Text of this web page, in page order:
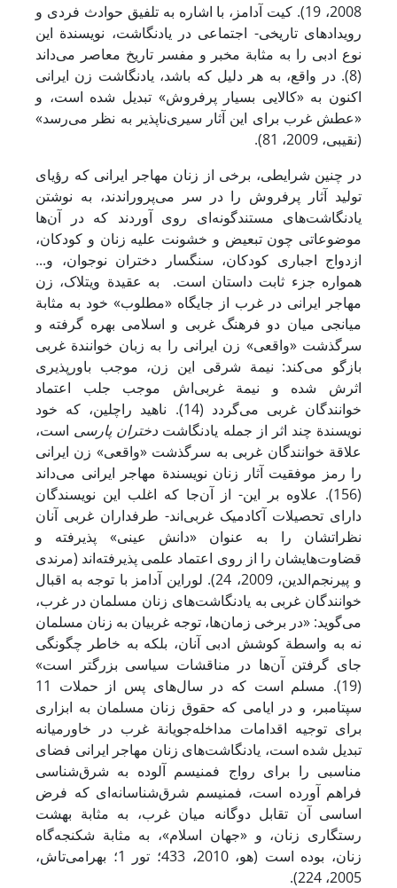
2008، 19). کیت آدامز، با اشاره به تلفیق حوادث فردی و
رویدادهای تاریخی- اجتماعی در یادنگاشت، نویسندة این
نوع ادبی را به مثابة مخبر و مفسر تاریخ معاصر می‌داند
(8). در واقع، به هر دلیل که باشد، یادنگاشت زن ایرانی
اکنون به «کالایی بسیار پرفروش» تبدیل شده است، و
«عطش غرب برای این آثار سیری‌ناپذیر به نظر می‌رسد»
(نقیبی، 2009، 81).
در چنین شرایطی، برخی از زنان مهاجر ایرانی که رؤیای
تولید آثار پرفروش را در سر می‌پروراندند، به نوشتن
یادنگاشت‌های مستندگونه‌ای روی آوردند که در آن‌ها
موضوعاتی چون تبعیض و خشونت علیه زنان و کودکان،
ازدواج اجباری کودکان، سنگسار دختران نوجوان، و...
همواره جزء ثابت داستان است. به عقیدة ویتلاک، زن
مهاجر ایرانی در غرب از جایگاه «مطلوب» خود به مثابة
میانجی میان دو فرهنگ غربی و اسلامی بهره گرفته و
سرگذشت «واقعی» زن ایرانی را به زبان خوانندة غربی
بازگو می‌کند: نیمة شرقی این زن، موجب باورپذیری
اثرش شده و نیمة غربی‌اش موجب جلب اعتماد
خوانندگان غربی می‌گردد (14). ناهید راچلین، که خود
نویسندة چند اثر از جمله یادنگاشت دختران پارسی است،
علاقة خوانندگان غربی به سرگذشت «واقعی» زن ایرانی
را رمز موفقیت آثار زنان نویسندة مهاجر ایرانی می‌داند
(156). علاوه بر این- از آن‌جا که اغلب این نویسندگان
دارای تحصیلات آکادمیک غربی‌اند- طرفداران غربی آنان
نظراتشان را به عنوان «دانش عینی» پذیرفته و
قضاوت‌هایشان را از روی اعتماد علمی پذیرفته‌اند (مرندی
و پیرنجم‌الدین، 2009، 24). لوراین آدامز با توجه به اقبال
خوانندگان غربی به یادنگاشت‌های زنان مسلمان در غرب،
می‌گوید: «در برخی زمان‌ها، توجه غربیان به زنان مسلمان
نه به واسطة کوشش ادبی آنان، بلکه به خاطر چگونگی
جای گرفتن آن‌ها در مناقشات سیاسی بزرگتر است»
(19). مسلم است که در سال‌های پس از حملات 11
سپتامبر، و در ایامی که حقوق زنان مسلمان به ابزاری
برای توجیه اقدامات مداخله‌جویانة غرب در خاورمیانه
تبدیل شده است، یادنگاشت‌های زنان مهاجر ایرانی فضای
مناسبی را برای رواج فمنیسم آلوده به شرق‌شناسی
فراهم آورده است، فمنیسم شرق‌شناسانه‌ای که فرض
اساسی آن تقابل دوگانه میان غرب، به مثابة بهشت
رستگاری زنان، و «جهان اسلام»، به مثابة شکنجه‌گاه
زنان، بوده است (هو، 2010، 433؛ تور 1؛ بهرامی‌تاش،
2005، 224).